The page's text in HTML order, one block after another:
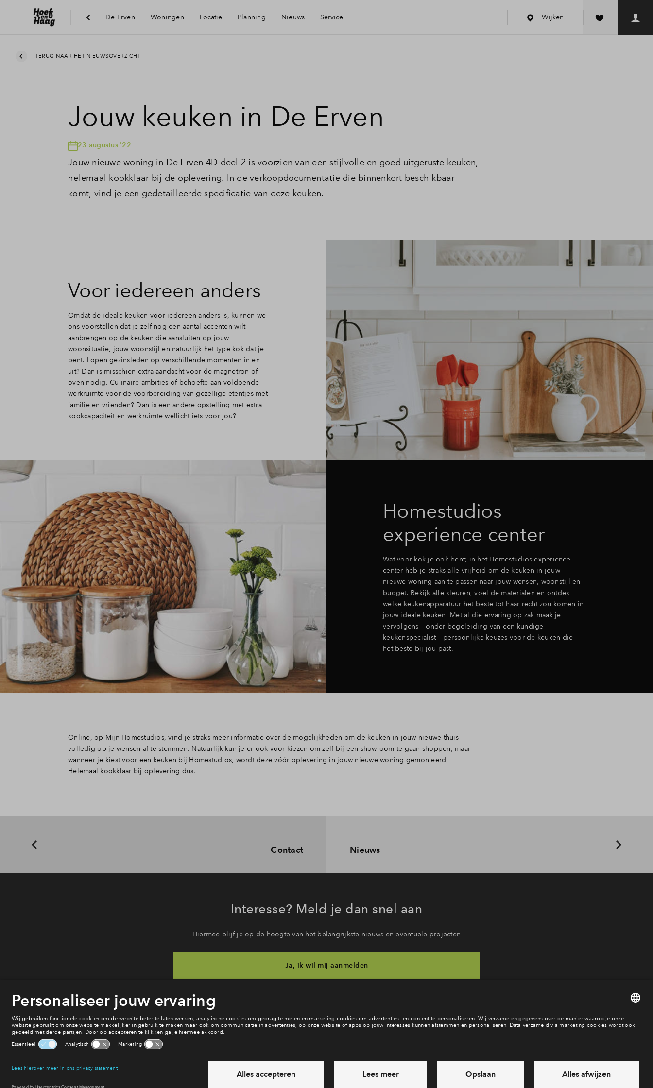
De Erven Woningen Locatie Planning Nieuws Service
Financiering
Woning kopen
Wijken
TERUG NAAR HET NIEUWSOVERZICHT
Jouw keuken in De Erven
23 augustus '22
Jouw nieuwe woning in De Erven 4D deel 2 is voorzien van een stijlvolle en goed uitgeruste keuken,
helemaal kookklaar bij de oplevering. In de verkoopdocumentatie die binnenkort beschikbaar
komt, vind je een gedetailleerde specificatie van deze keuken.
Voor iedereen anders
Omdat de ideale keuken voor iedereen anders is, kunnen we
ons voorstellen dat je zelf nog een aantal accenten wilt
aanbrengen op de keuken die aansluiten op jouw
woonsituatie, jouw woonstijl en natuurlijk het type kok dat je
bent. Lopen gezinsleden op verschillende momenten in en
uit? Dan is misschien extra aandacht voor de magnetron of
oven nodig. Culinaire ambities of behoefte aan voldoende
werkruimte voor de voorbereiding van gezellige etentjes met
familie en vrienden? Dan is een andere opstelling met extra
kookcapaciteit en werkruimte wellicht iets voor jou?
Homestudios
experience center
Wat voor kok je ook bent; in het Homestudios experience
center heb je straks alle vrijheid om de keuken in jouw
nieuwe woning aan te passen naar jouw wensen, woonstijl en
budget. Bekijk alle kleuren, voel de materialen en ontdek
welke keukenapparatuur het beste tot haar recht zou komen in
jouw ideale keuken. Met al die ervaring op zak maak je
vervolgens – onder begeleiding van een kundige
keukenspecialist – persoonlijke keuzes voor de keuken die
het beste bij jou past.
Online, op Mijn Homestudios, vind je straks meer informatie over de mogelijkheden om de keuken in jouw nieuwe thuis
volledig op je wensen af te stemmen. Natuurlijk kun je er ook voor kiezen om zelf bij een showroom te gaan shoppen, maar
wanneer je kiest voor een keuken bij Homestudios, wordt deze vóór oplevering in jouw nieuwe woning gemonteerd.
Helemaal kookklaar bij oplevering dus.
Contact Nieuws
Interesse? Meld je dan snel aan
Hiermee blijf je op de hoogte van het belangrijkste nieuws en eventuele projecten
Ja, ik wil mij aanmelden
Heb je een vraag en wil je direct antwoord? Bel ons op
6 dagen per week beschikbaar (behalve tijdens feestdagen)
via chat en telefoon